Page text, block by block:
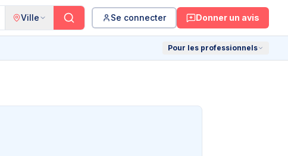
Ville Se connecter Donner un avis
Pour les professionnels